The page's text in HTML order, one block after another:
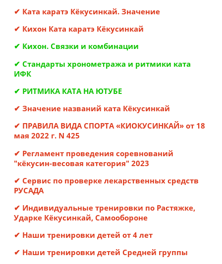
✔ Ката каратэ Кёкусинкай. Значение
✔ Кихон Ката каратэ Кёкусинкай
✔ Кихон. Связки и комбинации
✔ Стандарты хронометража и ритмики ката
ИФК
✔ РИТМИКА КАТА НА ЮТУБЕ
✔ Значение названий ката Кёкусинкай
✔ ПРАВИЛА ВИДА СПОРТА «КИОКУСИНКАЙ» от 18
мая 2022 г. N 425
✔ Регламент проведения соревнований
"кёкусин-весовая категория" 2023
✔ Сервис по проверке лекарственных средств
РУСАДА
✔ Индивидуальные тренировки по Растяжке,
Ударке Кёкусинкай, Самообороне
✔ Наши тренировки детей от 4 лет
✔ Наши тренировки детей Средней группы